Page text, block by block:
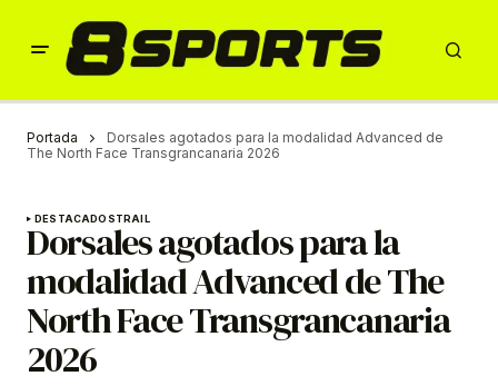
Portada
Dorsales agotados para la modalidad Advanced de
The North Face Transgrancanaria 2026
DESTACADOSTRAIL
Dorsales agotados para la
modalidad Advanced de The
North Face Transgrancanaria
2026